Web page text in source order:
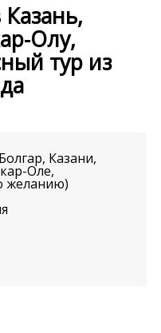
Олу,
тур из
Казани,
Оле,
желанию)